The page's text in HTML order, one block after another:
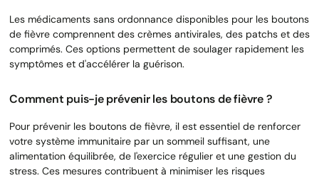
Les médicaments sans ordonnance disponibles pour les boutons
de fièvre comprennent des crèmes antivirales, des patchs et des
comprimés. Ces options permettent de soulager rapidement les
symptômes et d'accélérer la guérison.
Comment puis-je prévenir les boutons de fièvre ?
Pour prévenir les boutons de fièvre, il est essentiel de renforcer
votre système immunitaire par un sommeil suffisant, une
alimentation équilibrée, de l'exercice régulier et une gestion du
stress. Ces mesures contribuent à minimiser les risques